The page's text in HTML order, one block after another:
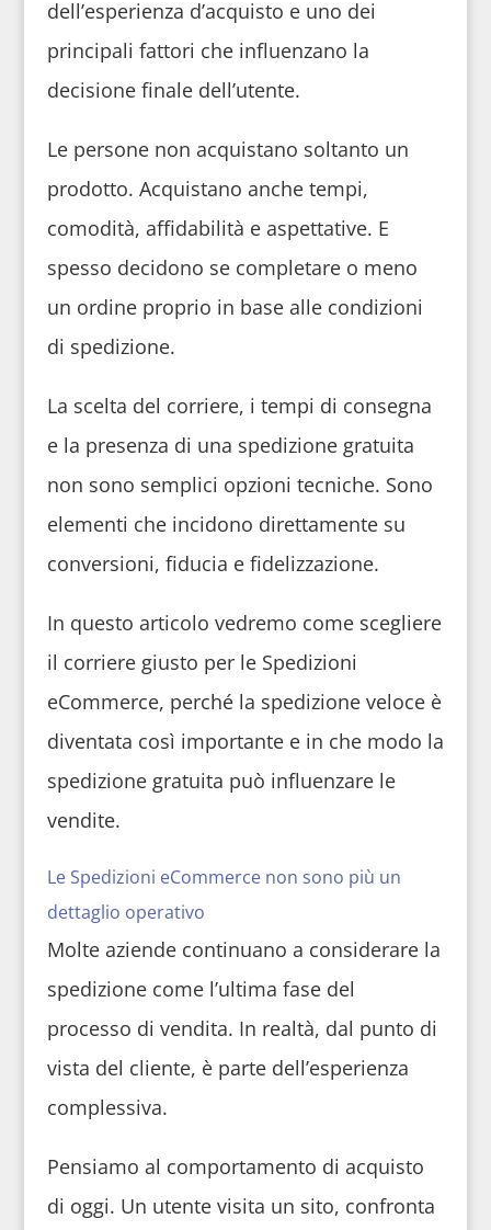
dell’esperienza d’acquisto e uno dei
principali fattori che influenzano la
decisione finale dell’utente.
Le persone non acquistano soltanto un
prodotto. Acquistano anche tempi,
comodità, affidabilità e aspettative. E
spesso decidono se completare o meno
un ordine proprio in base alle condizioni
di spedizione.
La scelta del corriere, i tempi di consegna
e la presenza di una spedizione gratuita
non sono semplici opzioni tecniche. Sono
elementi che incidono direttamente su
conversioni, fiducia e fidelizzazione.
In questo articolo vedremo come scegliere
il corriere giusto per le Spedizioni
eCommerce, perché la spedizione veloce è
diventata così importante e in che modo la
spedizione gratuita può influenzare le
vendite.
Le Spedizioni eCommerce non sono più un
dettaglio operativo
Molte aziende continuano a considerare la
spedizione come l’ultima fase del
processo di vendita. In realtà, dal punto di
vista del cliente, è parte dell’esperienza
complessiva.
Pensiamo al comportamento di acquisto
di oggi. Un utente visita un sito, confronta